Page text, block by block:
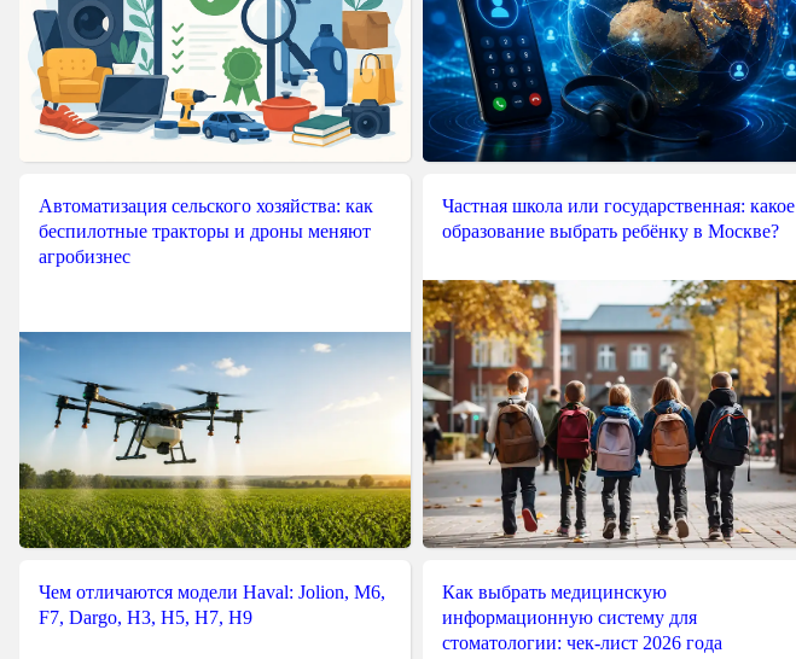
Автоматизация сельского хозяйства: как
беспилотные тракторы и дроны меняют
агробизнес
Частная школа или государственная: какое
образование выбрать ребёнку в Москве?
Чем отличаются модели Haval: Jolion, M6,
F7, Dargo, H3, H5, H7, H9
Как выбрать медицинскую
информационную систему для
стоматологии: чек-лист 2026 года